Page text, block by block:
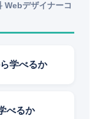
Webデザイナーコ
学べるか
べるか